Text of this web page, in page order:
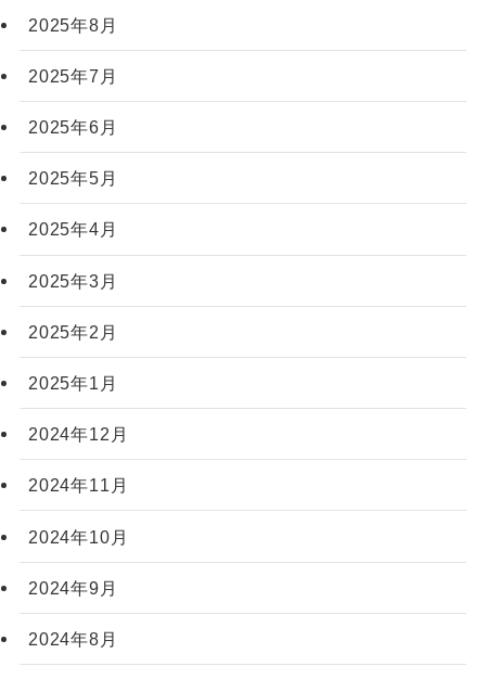
2025年8月
2025年7月
2025年6月
2025年5月
2025年4月
2025年3月
2025年2月
2025年1月
2024年12月
2024年11月
2024年10月
2024年9月
2024年8月